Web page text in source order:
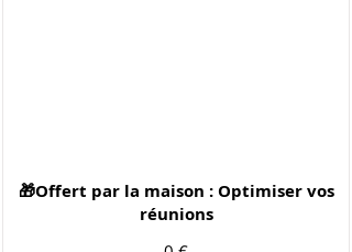
🎁Offert par la maison : Optimiser vos
réunions